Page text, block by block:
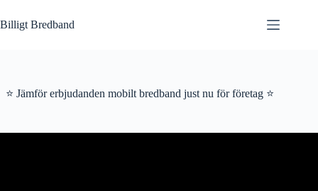
till
innehåll
Billigt Bredband
⭐ Jämför erbjudanden mobilt bredband just nu för företag ⭐